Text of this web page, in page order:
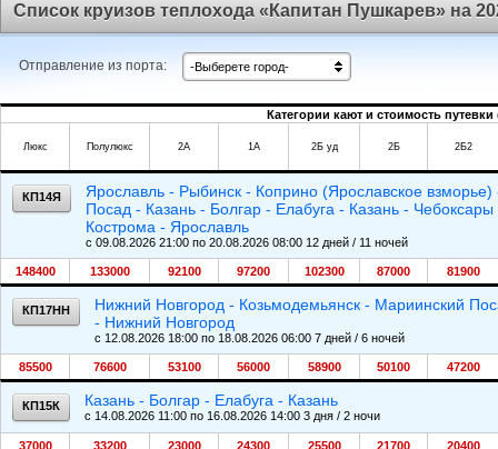
Список круизов теплохода «Капитан Пушкарев» на
Отправление из порта: -Выберете город-
Категории кают и стоимость
Люкс Полулюкс 2А 1А 2Б уд 2Б 2Б2
КП14Я
Ярославль - Рыбинск - Коприно (Ярославское
Посад - Казань - Болгар - Елабуга - Казань -
Кострома - Ярославль
c 09.08.2026 21:00 по 20.08.2026 08:00 12 дней / 11 ночей
148400 133000 92100 97200 102300 87000 81900
КП17НН
Нижний Новгород - Козьмодемьянск - Мариинский
- Нижний Новгород
c 12.08.2026 18:00 по 18.08.2026 06:00 7 дней / 6 ночей
85500 76600 53100 56000 58900 50100 47200
КП15К Казань - Болгар - Елабуга - Казань
c 14.08.2026 11:00 по 16.08.2026 14:00 3 дня / 2 ночи
37000 33200 23000 24300 25500 21700 20400